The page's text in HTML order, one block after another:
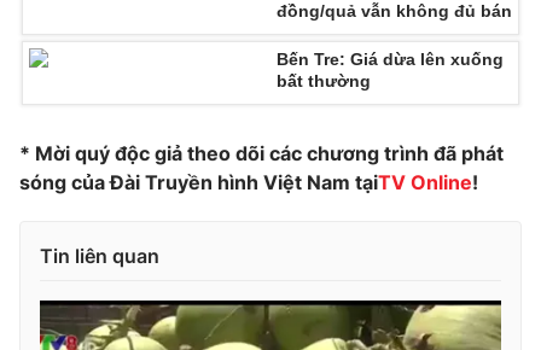
Podcast
Infographic
Video Shorts video
VTV Sức khoẻ Bất động sản
đồng/quả vẫn không đủ bán
Bến Tre: Giá dừa lên xuống
bất thường
* Mời quý độc giả theo dõi các chương trình đã phát
sóng của Đài Truyền hình Việt Nam tạiTV Online!
Tin liên quan